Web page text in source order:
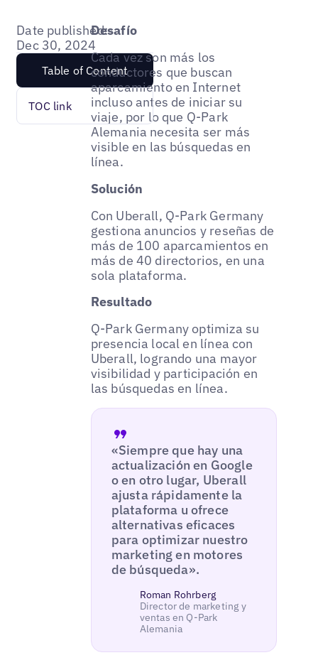
Date published:
Dec 30, 2024
Table of Content
TOC link
Desafío
Cada vez son más los
conductores que buscan
aparcamiento en Internet
incluso antes de iniciar su
viaje, por lo que Q-Park
Alemania necesita ser más
visible en las búsquedas en
línea.
Solución
Con Uberall, Q-Park Germany
gestiona anuncios y reseñas de
más de 100 aparcamientos en
más de 40 directorios, en una
sola plataforma.
Resultado
Q-Park Germany optimiza su
presencia local en línea con
Uberall, logrando una mayor
visibilidad y participación en
las búsquedas en línea.
«Siempre que hay una
actualización en Google
o en otro lugar, Uberall
ajusta rápidamente la
plataforma u ofrece
alternativas eficaces
para optimizar nuestro
marketing en motores
de búsqueda».
Roman Rohrberg
Director de marketing y
ventas en Q-Park
Alemania